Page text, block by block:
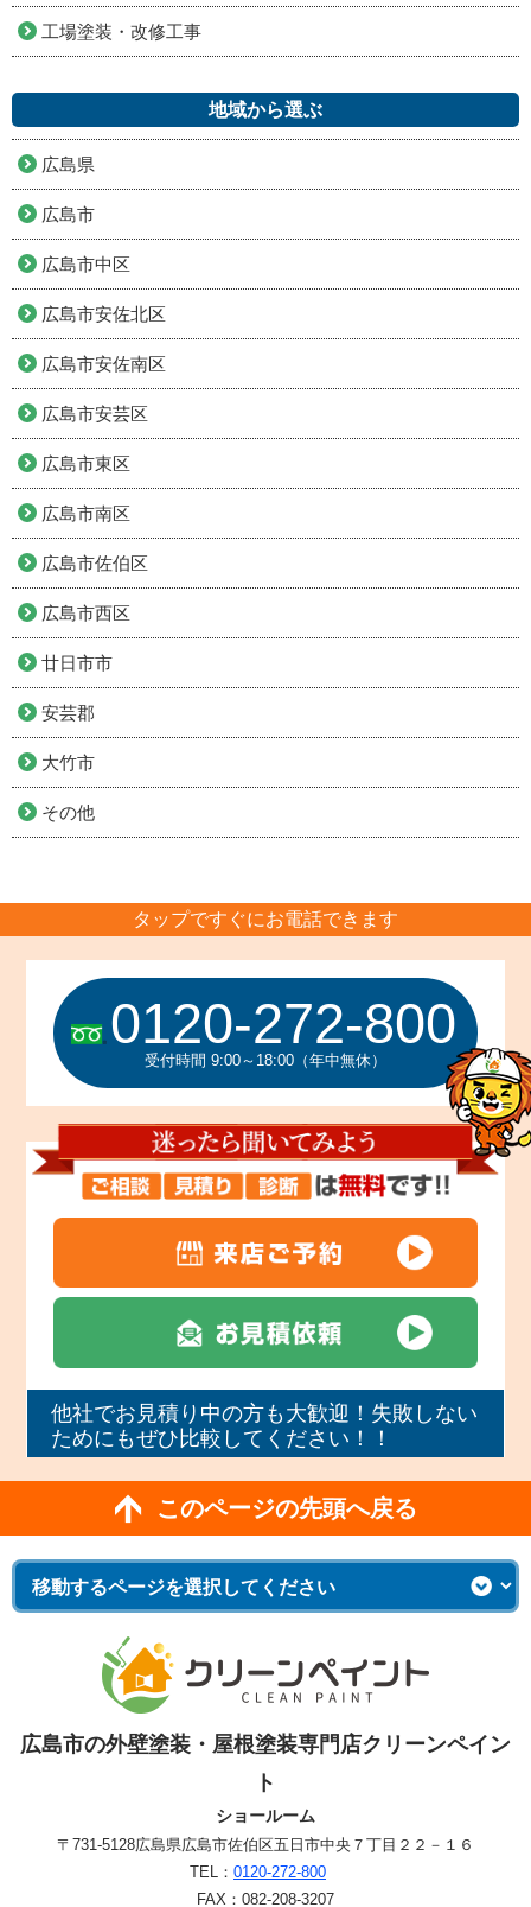
工場塗装・改修工事
地域から選ぶ
広島県
広島市
広島市中区
広島市安佐北区
広島市安佐南区
広島市安芸区
広島市東区
広島市南区
広島市佐伯区
広島市西区
廿日市市
安芸郡
大竹市
その他
タップですぐにお電話できます
0120-272-800
受付時間 9:00～18:00（年中無休）
他社でお見積り中の方も大歓迎！失敗しない
ためにもぜひ比較してください！！
このページの先頭へ戻る
広島市の外壁塗装・屋根塗装専門店クリーンペイン
ト
ショールーム
〒731-5128広島県広島市佐伯区五日市中央７丁目２２－１６
TEL： 0120-272-800
FAX：082-208-3207